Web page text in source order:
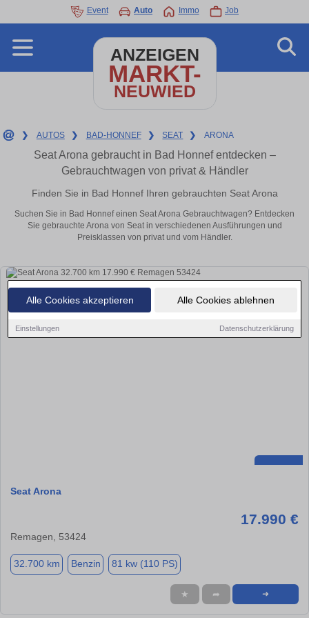
Alle Cookies akzeptieren Alle Cookies ablehnen
Einstellungen Datenschutzerklärung
Event Auto Immo Job
ANZEIGEN
MARKT-
NEUWIED
❯ AUTOS ❯ BAD-HONNEF ❯ SEAT ❯ ARONA
Seat Arona gebraucht in Bad Honnef entdecken –
Gebrauchtwagen von privat & Händler
Finden Sie in Bad Honnef Ihren gebrauchten Seat Arona
Suchen Sie in Bad Honnef einen Seat Arona Gebrauchtwagen? Entdecken
Sie gebrauchte Arona von Seat in verschiedenen Ausführungen und
Preisklassen von privat und vom Händler.
Seat Arona
17.990 €
Remagen, 53424
32.700 km Benzin 81 kw (110 PS)
★ ➦ ➜